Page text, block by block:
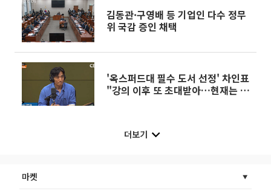
김동관·구영배 등 기업인 다수 정무
위 국감 증인 채택
'옥스퍼드대 필수 도서 선정' 차인표
"강의 이후 또 초대받아…현재는 자
더보기
마켓